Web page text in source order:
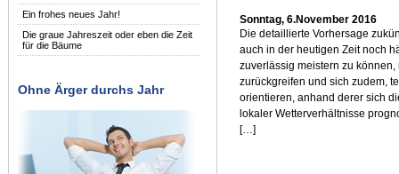
Ein frohes neues Jahr!
Die graue Jahreszeit oder eben die Zeit
für die Bäume
Ohne Ärger durchs Jahr
Sonntag, 6.November 2016
Die detaillierte Vorhersage
auch in der heutigen Zeit noch
zuverlässig meistern zu
zurückgreifen und sich zudem,
orientieren, anhand derer sich
lokaler Wetterverhältnisse
[…]